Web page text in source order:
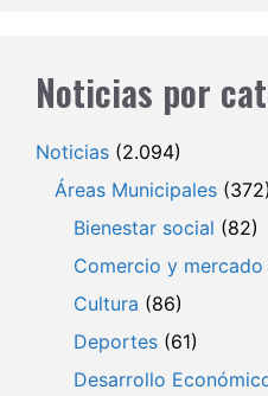
Noticias por
Noticias (2.094)
Áreas Municipales (372)
Bienestar social (82)
Comercio y mercado
Cultura (86)
Deportes (61)
Desarrollo